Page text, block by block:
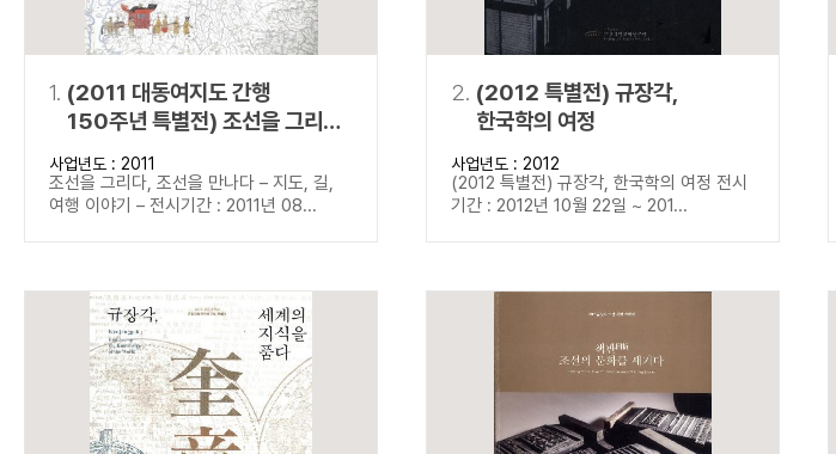
NOT 정조 NOT 정약용
“정조”가 나온 후 “정약용”이 나오지 않는 자
동시에 여러 개의 연산자를 사용할 수 있습니다.
1. (2011 대동여지도 간행
150주년 특별전) 조선을 그리다,
조선을 만나다
사업년도 : 2011
조선을 그리다, 조선을 만나다 – 지도, 길,
여행 이야기 – 전시기간 : 2011년 08...
2. (2012 특별전) 규장각,
한국학의 여정
사업년도 : 2012
(2012 특별전) 규장각, 한국학의 여정 전시
기간 : 2012년 10월 22일 ~ 201...